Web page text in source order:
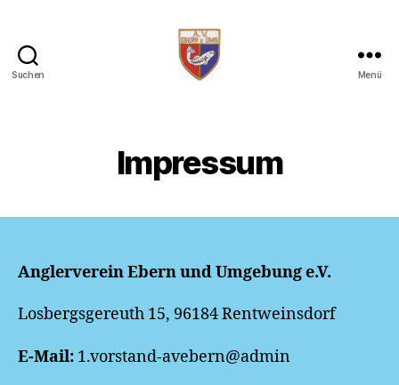
Suchen Menü
Impressum
Anglerverein Ebern und Umgebung e.V.
Losbergsgereuth 15, 96184 Rentweinsdorf
E-Mail: 1.vorstand-avebern@admin